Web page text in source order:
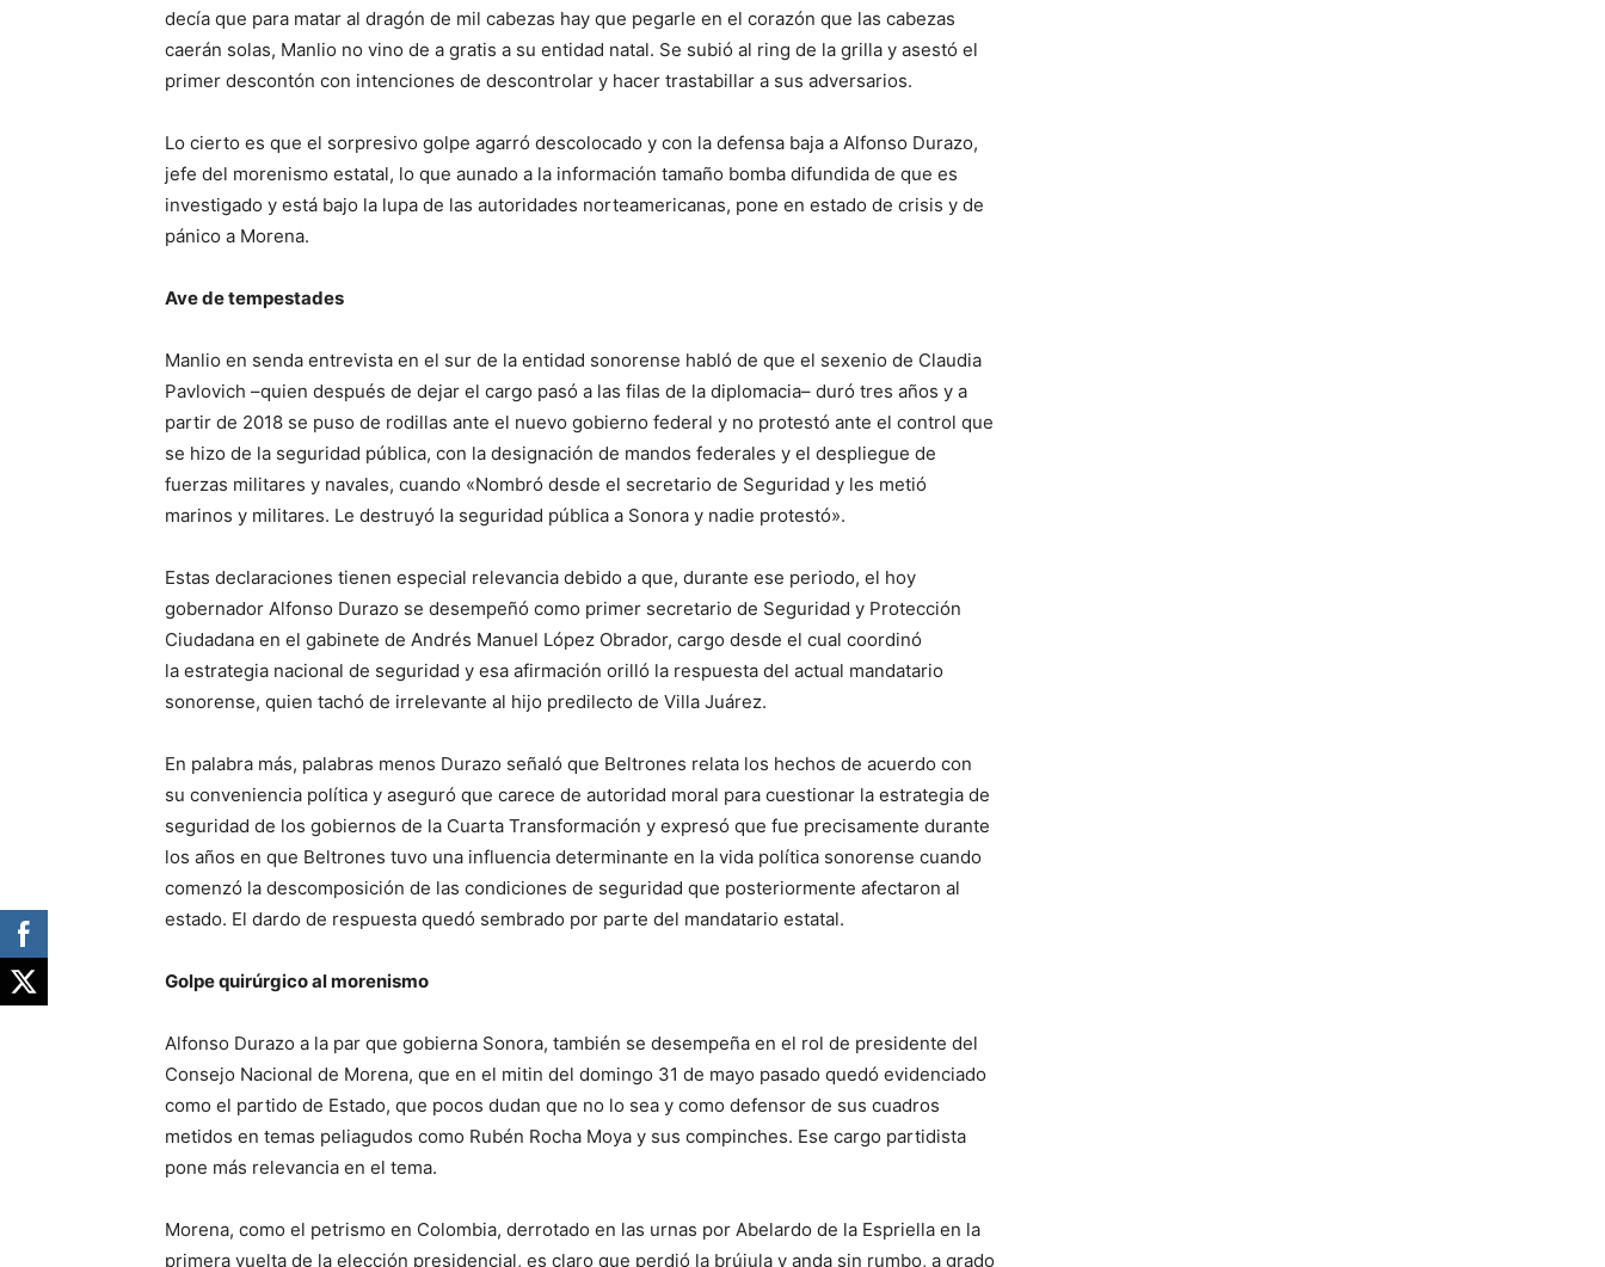
decía que para matar al dragón de mil cabezas hay que pegarle en el corazón que las cabezas
caerán solas, Manlio no vino de a gratis a su entidad natal. Se subió al ring de la grilla y asestó el
primer descontón con intenciones de descontrolar y hacer trastabillar a sus adversarios.
Lo cierto es que el sorpresivo golpe agarró descolocado y con la defensa baja a Alfonso Durazo,
jefe del morenismo estatal, lo que aunado a la información tamaño bomba difundida de que es
investigado y está bajo la lupa de las autoridades norteamericanas, pone en estado de crisis y de
pánico a Morena.
Ave de tempestades
Manlio en senda entrevista en el sur de la entidad sonorense habló de que el sexenio de Claudia
Pavlovich –quien después de dejar el cargo pasó a las filas de la diplomacia– duró tres años y a
partir de 2018 se puso de rodillas ante el nuevo gobierno federal y no protestó ante el control que
se hizo de la seguridad pública, con la designación de mandos federales y el despliegue de
fuerzas militares y navales, cuando «Nombró desde el secretario de Seguridad y les metió
marinos y militares. Le destruyó la seguridad pública a Sonora y nadie protestó».
Estas declaraciones tienen especial relevancia debido a que, durante ese periodo, el hoy
gobernador Alfonso Durazo se desempeñó como primer secretario de Seguridad y Protección
Ciudadana en el gabinete de Andrés Manuel López Obrador, cargo desde el cual coordinó
la estrategia nacional de seguridad y esa afirmación orilló la respuesta del actual mandatario
sonorense, quien tachó de irrelevante al hijo predilecto de Villa Juárez.
En palabra más, palabras menos Durazo señaló que Beltrones relata los hechos de acuerdo con
su conveniencia política y aseguró que carece de autoridad moral para cuestionar la estrategia de
seguridad de los gobiernos de la Cuarta Transformación y expresó que fue precisamente durante
los años en que Beltrones tuvo una influencia determinante en la vida política sonorense cuando
comenzó la descomposición de las condiciones de seguridad que posteriormente afectaron al
estado. El dardo de respuesta quedó sembrado por parte del mandatario estatal.
Golpe quirúrgico al morenismo
Alfonso Durazo a la par que gobierna Sonora, también se desempeña en el rol de presidente del
Consejo Nacional de Morena, que en el mitin del domingo 31 de mayo pasado quedó evidenciado
como el partido de Estado, que pocos dudan que no lo sea y como defensor de sus cuadros
metidos en temas peliagudos como Rubén Rocha Moya y sus compinches. Ese cargo partidista
pone más relevancia en el tema.
Morena, como el petrismo en Colombia, derrotado en las urnas por Abelardo de la Espriella en la
primera vuelta de la elección presidencial, es claro que perdió la brújula y anda sin rumbo, a grado